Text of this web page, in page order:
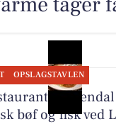
OPSLAGSTAVLEN
bøf og fisk ved